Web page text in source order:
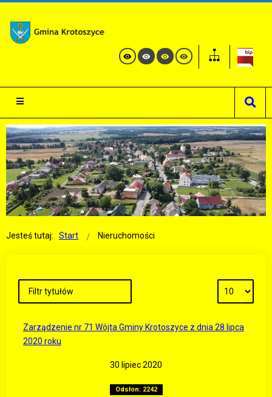
Jesteś tutaj: Start Nieruchomości
Zarządzenie nr 71 Wójta Gminy Krotoszyce z dnia 28 lipca
2020 roku
30 lipiec 2020
Odsłon: 2242